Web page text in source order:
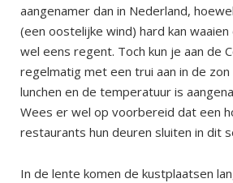
aangenamer dan in Nederland,
(een oostelijke wind) hard kan
wel eens regent. Toch kun je aan de
regelmatig met een trui aan in de zon
lunchen en de temperatuur is
Wees er wel op voorbereid dat een
restaurants hun deuren sluiten in dit
In de lente komen de kustplaatsen